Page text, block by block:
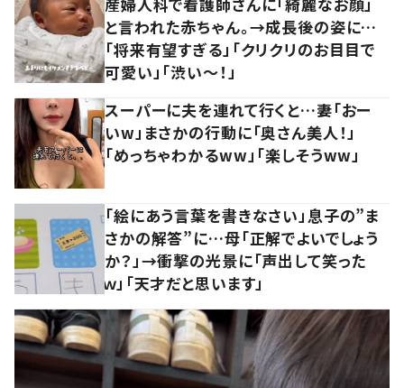
と言われた赤ちゃん。→成長後の姿に…
「将来有望すぎる」「クリクリのお目目で
可愛い」「渋い～！」
スーパーに夫を連れて行くと…妻「おー
いw」まさかの行動に「奥さん美人！」
「めっちゃわかるww」「楽しそうww」
「絵にあう言葉を書きなさい」息子の”ま
さかの解答”に…母「正解でよいでしょう
か？」→衝撃の光景に「声出して笑った
ｗ」「天才だと思います」